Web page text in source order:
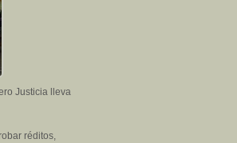
Justicia lleva
réditos,